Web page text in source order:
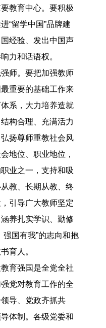
教育中心。要积极
“留学中国”品牌建
经验、发出中国声
力和话语权。
师。要把加强教师
重要的基础工作来
系，大力培养造就
构合理、充满活力
扬尊师重教社会风
地位、职业地位，
业之一，支持和吸
教、长期从教、终
引导广大教师坚定
养扎实学识、勤修
强国有我”的志向和抱
育人。
育强国是全党全社
党对教育工作的全
导、党政齐抓共
体制。各级党委和